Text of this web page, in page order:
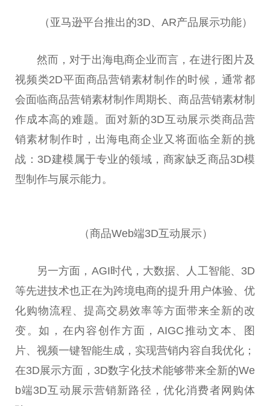
（亚马逊平台推出的3D、AR产品展示功能）
然而，对于出海电商企业而言，在进行图片及
视频类2D平面商品营销素材制作的时候，通常都
会面临商品营销素材制作周期长、商品营销素材制
作成本高的难题。面对新的3D互动展示类商品营
销素材制作时，出海电商企业又将面临全新的挑
战：3D建模属于专业的领域，商家缺乏商品3D模
型制作与展示能力。
（商品Web端3D互动展示）
另一方面，AGI时代，大数据、人工智能、3D
等先进技术也正在为跨境电商的提升用户体验、优
化购物流程、提高交易效率等方面带来全新的改
变。如，在内容创作方面，AIGC推动文本、图
片、视频一键智能生成，实现营销内容自我优化；
在3D展示方面，3D数字化技术能够带来全新的We
b端3D互动展示营销新路径，优化消费者网购体